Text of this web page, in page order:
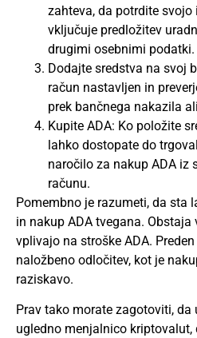
zahteva, da potrdite
vključuje predložitev
drugimi osebnimi podatki.
Dodajte sredstva na svoj
račun nastavljen in
prek bančnega nakazila
Kupite ADA: Ko položite
lahko dostopate do
naročilo za nakup ADA iz
računu.
Pomembno je razumeti, da sta
in nakup ADA tvegana.
vplivajo na stroške ADA.
naložbeno odločitev, kot je
raziskavo.
Prav tako morate zagotoviti, da
ugledno menjalnico kriptovalut,